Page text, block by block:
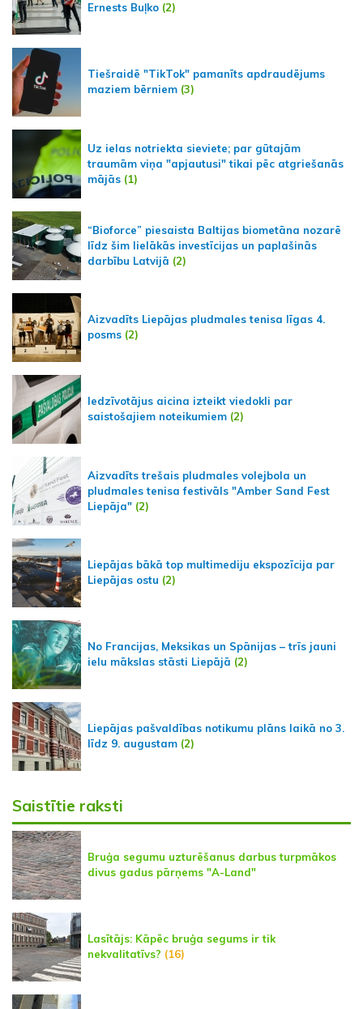
Ernests Buļko (2)
Tiešraidē "TikTok" pamanīts apdraudējums
maziem bērniem (3)
Uz ielas notriekta sieviete; par gūtajām
traumām viņa "apjautusi" tikai pēc atgriešanās
mājās (1)
“Bioforce” piesaista Baltijas biometāna nozarē
līdz šim lielākās investīcijas un paplašinās
darbību Latvijā (2)
Aizvadīts Liepājas pludmales tenisa līgas 4.
posms (2)
Iedzīvotājus aicina izteikt viedokli par
saistošajiem noteikumiem (2)
Aizvadīts trešais pludmales volejbola un
pludmales tenisa festivāls "Amber Sand Fest
Liepāja" (2)
Liepājas bākā top multimediju ekspozīcija par
Liepājas ostu (2)
No Francijas, Meksikas un Spānijas – trīs jauni
ielu mākslas stāsti Liepājā (2)
Liepājas pašvaldības notikumu plāns laikā no 3.
līdz 9. augustam (2)
Saistītie raksti
Bruģa segumu uzturēšanus darbus turpmākos
divus gadus pārņems "A-Land"
Lasītājs: Kāpēc bruģa segums ir tik
nekvalitatīvs? (16)